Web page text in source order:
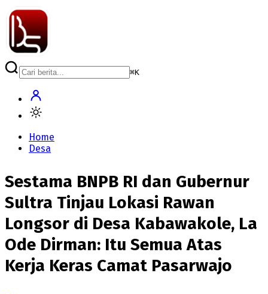
⌘K
Home
Desa
Sestama BNPB RI dan Gubernur
Sultra Tinjau Lokasi Rawan
Longsor di Desa Kabawakole, La
Ode Dirman: Itu Semua Atas
Kerja Keras Camat Pasarwajo